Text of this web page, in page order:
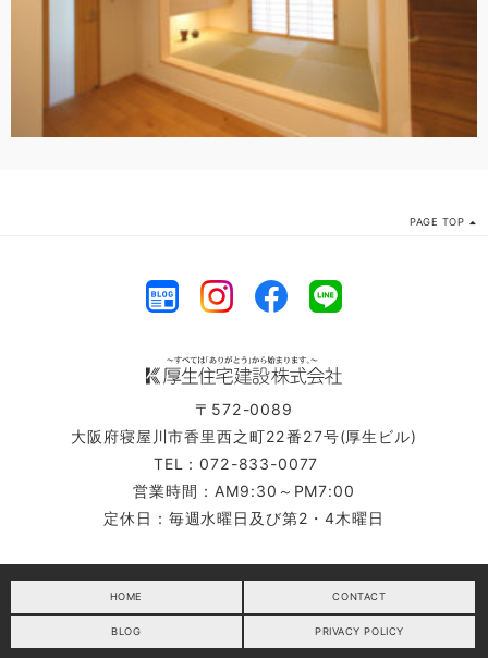
PAGE TOP
〒572-0089
大阪府寝屋川市香里西之町22番27号(厚生ビル)
TEL：072-833-0077
営業時間：AM9:30～PM7:00
定休日：毎週水曜日及び第2・4木曜日
HOME CONTACT
BLOG PRIVACY POLICY